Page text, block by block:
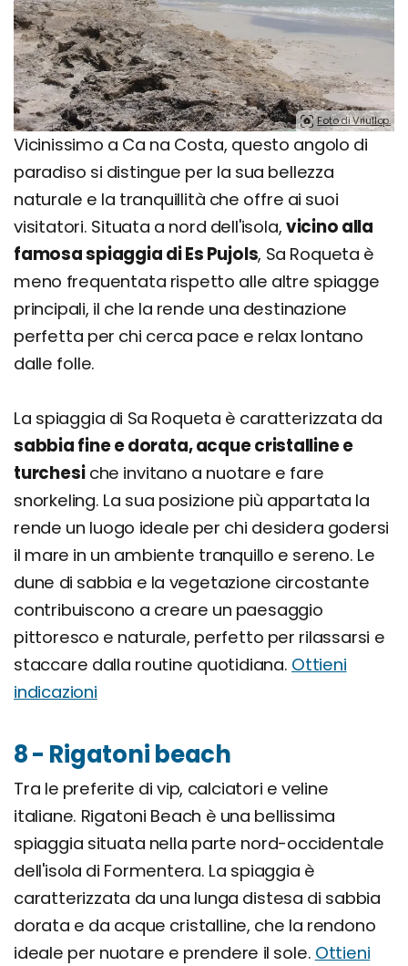
Foto di Vriullop.
Vicinissimo a Ca na Costa, questo angolo di
paradiso si distingue per la sua bellezza
naturale e la tranquillità che offre ai suoi
visitatori. Situata a nord dell'isola, vicino alla
famosa spiaggia di Es Pujols, Sa Roqueta è
meno frequentata rispetto alle altre spiagge
principali, il che la rende una destinazione
perfetta per chi cerca pace e relax lontano
dalle folle.
La spiaggia di Sa Roqueta è caratterizzata da
sabbia fine e dorata, acque cristalline e
turchesiche invitano a nuotare e fare
snorkeling. La sua posizione più appartata la
rende un luogo ideale per chi desidera godersi
il mare in un ambiente tranquillo e sereno. Le
dune di sabbia e la vegetazione circostante
contribuiscono a creare un paesaggio
pittoresco e naturale, perfetto per rilassarsi e
staccare dalla routine quotidiana. Ottieni
indicazioni
8 - Rigatoni beach
Tra le preferite di vip, calciatori e veline
italiane. Rigatoni Beach è una bellissima
spiaggia situata nella parte nord-occidentale
dell'isola di Formentera. La spiaggia è
caratterizzata da una lunga distesa di sabbia
dorata e da acque cristalline, che la rendono
ideale per nuotare e prendere il sole. Ottieni